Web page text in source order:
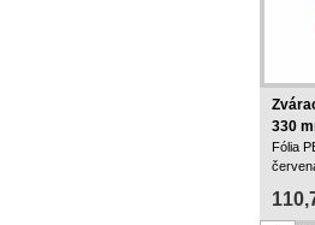
330
Fólia